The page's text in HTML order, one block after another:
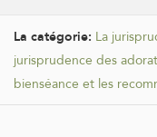
La catégorie: La
jurisprudence des
bienséance et les